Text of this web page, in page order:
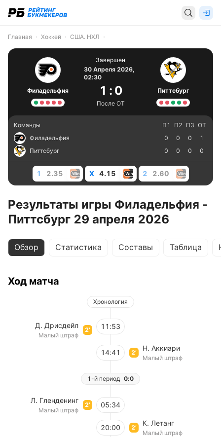
Главная Хоккей США. НХЛ
Филадельфия
Завершен
30 Апреля 2026,
02:30
1 : 0
После ОТ
Питтсбург
Команды П1 П2 П3 ОТ
Филадельфия
0 0 0
1
Питтсбург
0 0 0 0
1 2.35 X 4.15 2 2.60
Результаты игры Филадельфия -
Питтсбург 29 апреля 2026
Обзор Статистика Составы Таблица
Ход матча
Хронология
2’
Д. Дрисдейл
Малый штраф
11:53
14:41 2’
Н. Аккиари
Малый штраф
1-й период 0:0
2’
Л. Гленденинг
Малый штраф
05:34
20:00 2’
К. Летанг
Малый штраф